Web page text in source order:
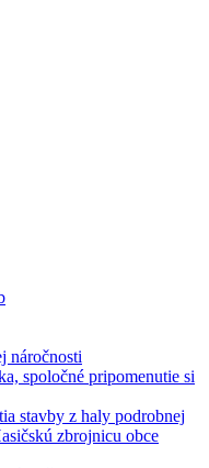
náročnosti
spoločné pripomenutie si
stavby z haly podrobnej
zbrojnicu obce